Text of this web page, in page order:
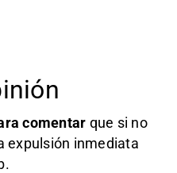
comentar que si no
expulsión inmediata